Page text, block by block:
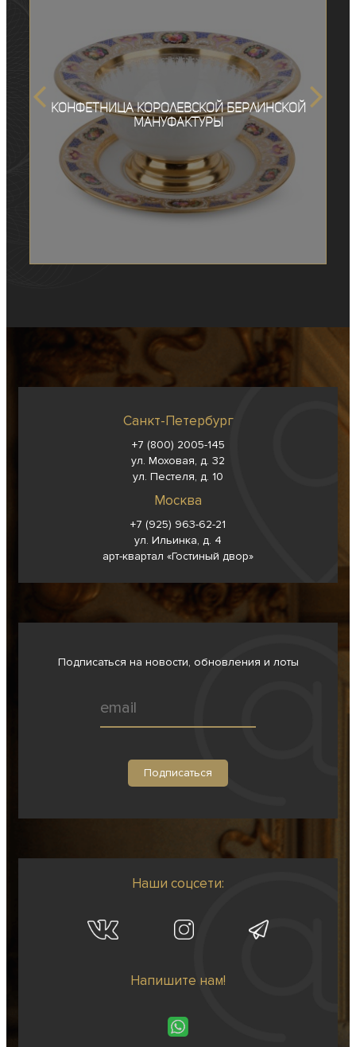
Конфетница Королевской Берлинской
мануфактуры
Санкт-Петербург
+7 (800) 2005-145
ул. Моховая, д. 32
ул. Пестеля, д. 10
Москва
+7 (925) 963-62-21
ул. Ильинка, д. 4
арт-квартал «Гостиный двор»
Подписаться на новости, обновления и лоты
Наши соцсети:
Напишите нам!